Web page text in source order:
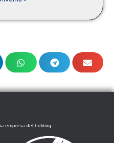
empresa del holding: